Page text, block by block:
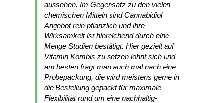
aussehen. Im Gegensatz zu den vielen
chemischen Mitteln sind Cannabidiol
Angebot rein pflanzlich und ihre
Wirksamkeit ist hinreichend durch eine
Menge Studien bestätigt. Hier gezielt auf
Vitamin Kombis zu setzen lohnt sich und
am besten fragt man auch mal nach eine
Probepackung, die wird meistens gerne in
die Bestellung gepackt für maximale
Flexibilität rund um eine nachhaltig-